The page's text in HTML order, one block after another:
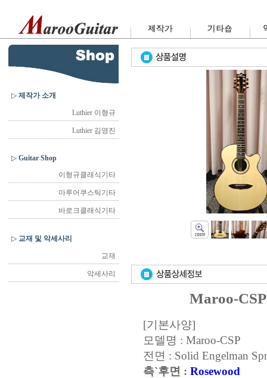
▷ 제작가 소개
Luthier 이형규
Luthier 김영진
▷ Guitar Shop
이형규클래식기타
마루어쿠스틱기타
바로크클래식기타
▷ 교재 및 악세사리
교재
악세사리
Maroo-
[기본사양]
모델명 : Maroo-CSP
전면 : Solid Engelman
측`후면 : Rosewood